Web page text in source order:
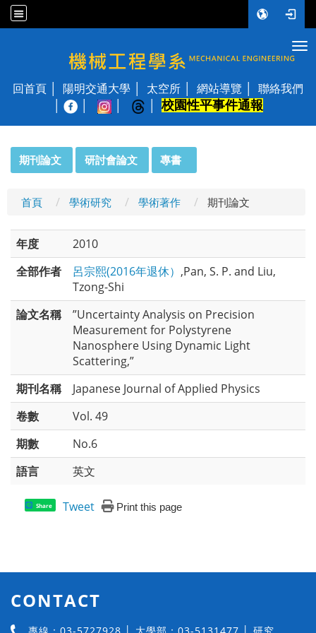
國立陽明交通大學 機械工程學系
回首頁 陽明交通大學 太空所 網站導覽
聯絡我們
校園性平事件通報
期刊論文 研討會論文 專書
首頁 學術研究 學術著作 期刊論文
年度
2010
全部作者
呂宗熙(2016年退休） ,Pan, S. P. and Liu,
Tzong-Shi
論文名稱
”Uncertainty Analysis on Precision
Measurement for Polystyrene
Nanosphere Using Dynamic Light
Scattering,”
期刊名稱
Japanese Journal of Applied Physics
卷數
Vol. 49
期數
No.6
語言
英文
Share Tweet Print this page
CONTACT